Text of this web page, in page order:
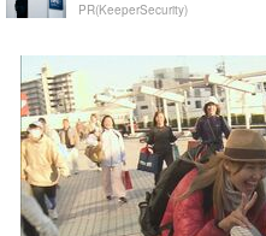
PR(KeeperSecurity)